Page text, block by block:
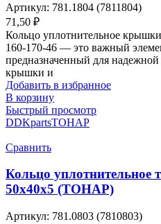
Артикул: 781.1804 (7811804)
71,50 ₽
Кольцо уплотнительное
160-170-46 — это важный
предназначенный для
крышки и
Добавить в избранное
В корзину
Быстрый просмотр
DDKpartsТОНАР
Сравнить
Кольцо уплотнительное
50х40х5 (ТОНАР)
Артикул: 781.0803 (7810803)